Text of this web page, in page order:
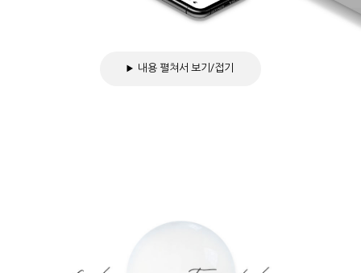
내용 펼쳐서 보기/접기